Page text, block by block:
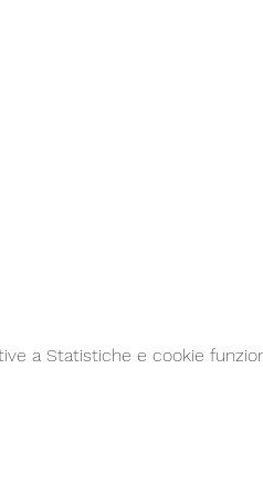
a Statistiche e cookie